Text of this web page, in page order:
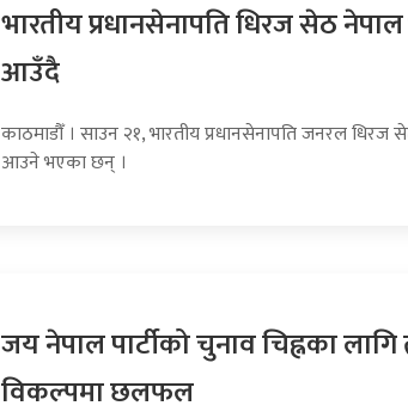
भारतीय प्रधानसेनापति धिरज सेठ
आउँदै
काठमाडौँ । साउन २१, भारतीय प्रधानसेनापति जनरल धिरज
आउने भएका छन् ।
जय नेपाल पार्टीको चुनाव चिह्नका लागि
विकल्पमा छलफल